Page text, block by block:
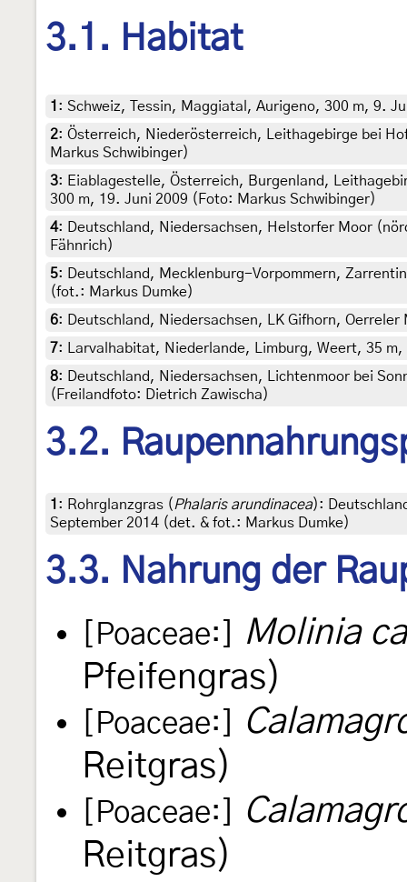
3.1. Habitat
1 : Schweiz, Tessin, Maggiatal, Aurigeno, 300 m, 9.
2: Österreich, Niederösterreich, Leithagebirge bei
Markus Schwibinger)
3: Eiablagestelle, Österreich, Burgenland,
300 m, 19. Juni 2009 (Foto: Markus Schwibinger)
4: Deutschland, Niedersachsen, Helstorfer Moor
Fähnrich)
5: Deutschland, Mecklenburg-Vorpommern,
(fot.: Markus Dumke)
6: Deutschland, Niedersachsen, LK Gifhorn,
7: Larvalhabitat, Niederlande, Limburg, Weert, 35
8: Deutschland, Niedersachsen, Lichtenmoor bei
(Freilandfoto: Dietrich Zawischa)
3.2.
1 : Rohrglanzgras ( Phalaris arundinacea):
September 2014 (det. & fot.: Markus Dumke)
3.3. Nahrung der
[Poaceae:]
Molinia
Pfeifengras)
[Poaceae:]
Reitgras)
[Poaceae:]
Reitgras)